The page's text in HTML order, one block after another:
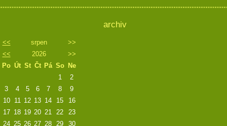
archiv
<< srpen
>>
<<
2026
>>
Po Út St Čt Pá So Ne
1
2
3
4 5 6 7 8
9
10
11 12 13 14 15
16
17 18 19 20 21 22
23
24 25 26 27 28 29 30